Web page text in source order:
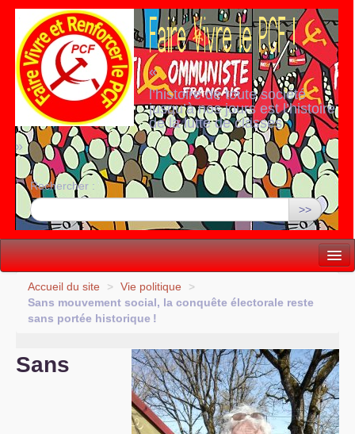
«
l’histoire de toute société
jusqu’à nos jours est l’histoire
de la lutte de classes
»
Rechercher :
>>
Vie politique
Lutter, Unir...
Accueil du site > Vie politique
>
Sans mouvement social, la conquête électorale reste
sans portée historique !
Sans